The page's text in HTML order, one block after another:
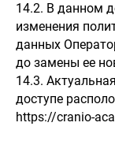
14.2. В данном
изменения
данных
до замены ее
14.3.
доступе
https://cranio-